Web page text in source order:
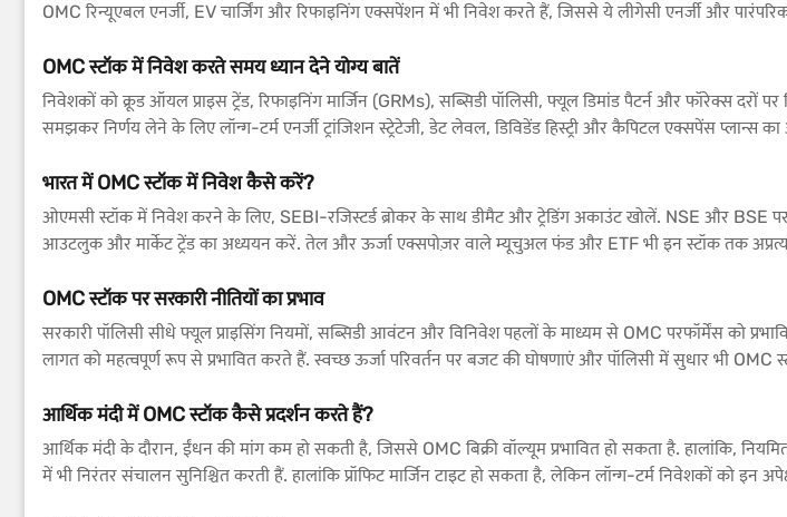
OMC रिन्यूएबल एनर्जी, EV चार्जिंग और रिफाइनिंग एक्सपेंशन में भी निवेश करते हैं, जिससे ये लीगेसी एनर्जी और पारंपरिक
OMC स्टॉक में निवेश करते समय ध्यान देने योग्य बातें
निवेशकों को क्रूड ऑयल प्राइस ट्रेंड, रिफाइनिंग मार्जिन (GRMs), सब्सिडी पॉलिसी, फ्यूल डिमांड पैटर्न और फॉरेक्स
समझकर निर्णय लेने के लिए लॉन्ग-टर्म एनर्जी ट्रांजिशन स्ट्रेटेजी, डेट लेवल, डिविडेंड हिस्ट्री और कैपिटल एक्सपेंस प्लान्स
भारत में OMC स्टॉक में निवेश कैसे करें?
ओएमसी स्टॉक में निवेश करने के लिए, SEBI-रजिस्टर्ड ब्रोकर के साथ डीमैट और ट्रेडिंग अकाउंट खोलें. NSE और
आउटलुक और मार्केट ट्रेंड का अध्ययन करें. तेल और ऊर्जा एक्सपोज़र वाले म्यूचुअल फंड और ETF भी इन स्टॉक तक
OMC स्टॉक पर सरकारी नीतियों का प्रभाव
सरकारी पॉलिसी सीधे फ्यूल प्राइसिंग नियमों, सब्सिडी आवंटन और विनिवेश पहलों के माध्यम से OMC परफॉर्मेंस को
लागत को महत्वपूर्ण रूप से प्रभावित करते हैं. स्वच्छ ऊर्जा परिवर्तन पर बजट की घोषणाएं और पॉलिसी में सुधार भी
आर्थिक मंदी में OMC स्टॉक कैसे प्रदर्शन करते हैं?
आर्थिक मंदी के दौरान, ईंधन की मांग कम हो सकती है, जिससे OMC बिक्री वॉल्यूम प्रभावित हो सकता है. हालांकि,
में भी निरंतर संचालन सुनिश्चित करती हैं. हालांकि प्रॉफिट मार्जिन टाइट हो सकता है, लेकिन लॉन्ग-टर्म निवेशकों को